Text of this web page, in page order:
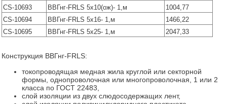
CS-10693
ВВГнг-FRLS 5х10(ож)- 1,м
1004,77
CS-10694
ВВГнг-FRLS 5х16- 1,м
1466,22
CS-10695
ВВГнг-FRLS 5х25- 1,м 2047,33
Конструкция ВВГнг-FRLS:
токопроводящая медная жила круглой или секторной
формы, однопроволочная или многопроволочная, 1 или 2
класса по ГОСТ 22483,
слой изоляции из двух слюдосодержащих лент,